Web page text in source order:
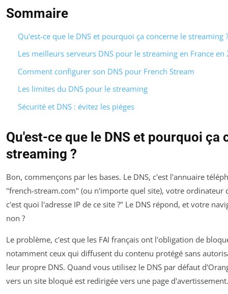
Sommaire
Qu'est-ce que le DNS et pourquoi ça concerne le streaming ?
Les meilleurs serveurs DNS pour le streaming en France en
Comment configurer son DNS pour French Stream
Les limites du DNS pour le streaming
Sécurité et DNS : évitez les pièges
Qu'est-ce que le DNS et pourquoi ça
streaming ?
Bon, commençons par les bases. Le DNS, c'est l'annuaire
"french-stream.com" (ou n'importe quel site), votre ordinateur
c'est quoi l'adresse IP de ce site ?" Le DNS répond, et votre
non ?
Le problème, c'est que les FAI français ont l'obligation de
notamment ceux qui diffusent du contenu protégé sans
leur propre DNS. Quand vous utilisez le DNS par défaut
vers un site bloqué est redirigée vers une page